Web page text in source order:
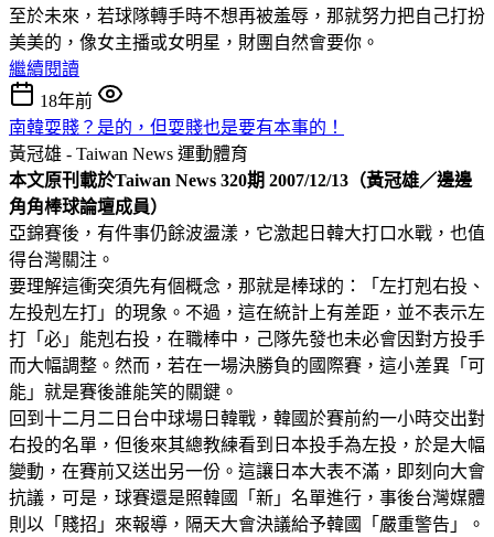
至於未來，若球隊轉手時不想再被羞辱，那就努力把自己打扮
美美的，像女主播或女明星，財團自然會要你。
繼續閱讀
18年前
南韓耍賤？是的，但耍賤也是要有本事的！
黃冠雄 - Taiwan News 運動體育
本文原刊載於Taiwan News 320期 2007/12/13（黃冠雄／邊邊
角角棒球論壇成員）
亞錦賽後，有件事仍餘波盪漾，它激起日韓大打口水戰，也值
得台灣關注。
要理解這衝突須先有個概念，那就是棒球的：「左打剋右投、
左投剋左打」的現象。不過，這在統計上有差距，並不表示左
打「必」能剋右投，在職棒中，己隊先發也未必會因對方投手
而大幅調整。然而，若在一場決勝負的國際賽，這小差異「可
能」就是賽後誰能笑的關鍵。
回到十二月二日台中球場日韓戰，韓國於賽前約一小時交出對
右投的名單，但後來其總教練看到日本投手為左投，於是大幅
變動，在賽前又送出另一份。這讓日本大表不滿，即刻向大會
抗議，可是，球賽還是照韓國「新」名單進行，事後台灣媒體
則以「賤招」來報導，隔天大會決議給予韓國「嚴重警告」。